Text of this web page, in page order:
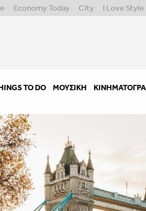
Economy Today City I Love Style
TO DO ΜΟΥΣΙΚΉ